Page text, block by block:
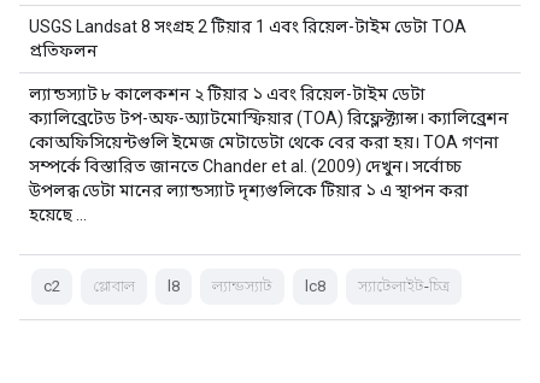
USGS Landsat 8 সংগ্রহ 2 টিয়ার 1 এবং রিয়েল-টাইম ডেটা TOA
প্রতিফলন
ল্যান্ডস্যাট ৮ কালেকশন ২ টিয়ার ১ এবং রিয়েল-টাইম ডেটা
ক্যালিব্রেটেড টপ-অফ-অ্যাটমোস্ফিয়ার (TOA) রিফ্লেক্ট্যান্স। ক্যালিব্রেশন
কোঅফিসিয়েন্টগুলি ইমেজ মেটাডেটা থেকে বের করা হয়। TOA গণনা
সম্পর্কে বিস্তারিত জানতে Chander et al. (2009) দেখুন। সর্বোচ্চ
উপলব্ধ ডেটা মানের ল্যান্ডস্যাট দৃশ্যগুলিকে টিয়ার ১ এ স্থাপন করা
হয়েছে ...
c2 গ্লোবাল l8 ল্যান্ডস্যাট lc8 স্যাটেলাইট-চিত্র